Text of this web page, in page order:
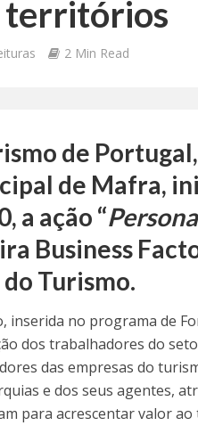
territórios
2 Min Read
de
de Mafra,
a ação “
Business
Turismo.
inserida no programa de
dos trabalhadores do
das empresas do
e dos seus agentes,
para acrescentar valor